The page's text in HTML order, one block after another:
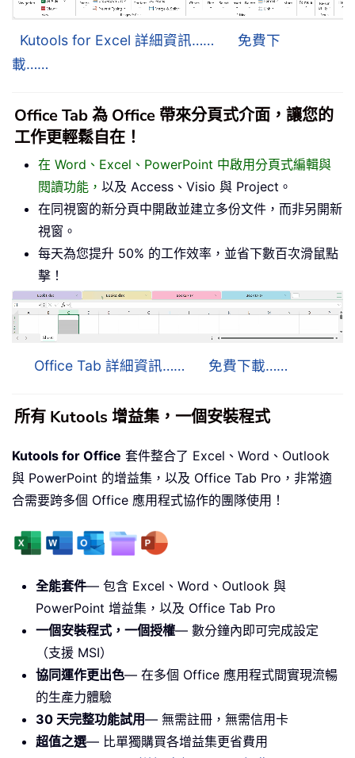
Kutools for Excel 詳細資訊……
免費下
載……
Office Tab 為 Office 帶來分頁式介面，讓您的
工作更輕鬆自在！
在 Word、Excel、PowerPoint 中啟用分頁式編輯與
閱讀功能， 以及 Access、Visio 與 Project。
在同視窗的新分頁中開啟並建立多份文件，而非另開新
視窗。
每天為您提升 50% 的工作效率，並省下數百次滑鼠點
擊！
Office Tab 詳細資訊…… 免費下載……
所有 Kutools 增益集，一個安裝程式
Kutools for Office 套件整合了 Excel、Word、Outlook
與 PowerPoint 的增益集，以及 Office Tab Pro，非常適
合需要跨多個 Office 應用程式協作的團隊使用！
全能套件— 包含 Excel、Word、Outlook 與
PowerPoint 增益集，以及 Office Tab Pro
一個安裝程式，一個授權— 數分鐘內即可完成設定
（支援 MSI）
協同運作更出色— 在多個 Office 應用程式間實現流暢
的生產力體驗
30 天完整功能試用— 無需註冊，無需信用卡
超值之選— 比單獨購買各增益集更省費用